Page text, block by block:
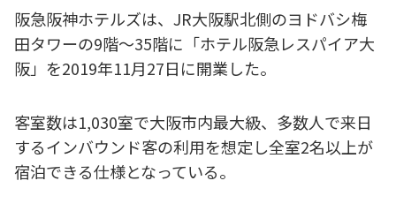
阪急阪神ホテルズは、JR大阪駅北側のヨドバシ梅
田タワーの9階～35階に「ホテル阪急レスパイア大
阪」を2019年11月27日に開業した。
客室数は1,030室で大阪市内最大級、多数人で来日
するインバウンド客の利用を想定し全室2名以上が
宿泊できる仕様となっている。